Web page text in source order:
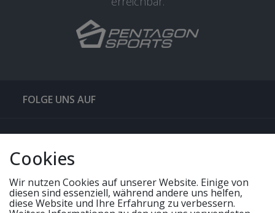
FOLGE UNS AUF
QUICKLINKS & TIPPS
Cookies
Wir nutzen Cookies auf unserer Website. Einige von
diesen sind essenziell, während andere uns helfen,
diese Website und Ihre Erfahrung zu verbessern.